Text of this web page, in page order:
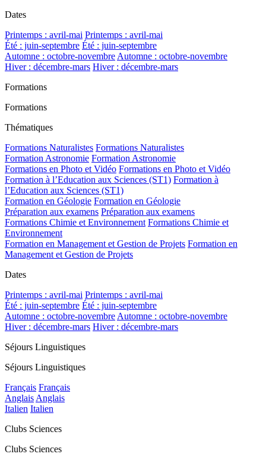
Dates
Printemps : avril-mai Printemps : avril-mai
Été : juin-septembre Été : juin-septembre
Automne : octobre-novembre Automne : octobre-novembre
Hiver : décembre-mars Hiver : décembre-mars
Formations
Formations
Thématiques
Formations Naturalistes Formations Naturalistes
Formation Astronomie Formation Astronomie
Formations en Photo et Vidéo Formations en Photo et Vidéo
Formation à l’Education aux Sciences (ST1) Formation à
l’Education aux Sciences (ST1)
Formation en Géologie Formation en Géologie
Préparation aux examens Préparation aux examens
Formations Chimie et Environnement Formations Chimie et
Environnement
Formation en Management et Gestion de Projets Formation en
Management et Gestion de Projets
Dates
Printemps : avril-mai Printemps : avril-mai
Été : juin-septembre Été : juin-septembre
Automne : octobre-novembre Automne : octobre-novembre
Hiver : décembre-mars Hiver : décembre-mars
Séjours Linguistiques
Séjours Linguistiques
Français Français
Anglais Anglais
Italien Italien
Clubs Sciences
Clubs Sciences